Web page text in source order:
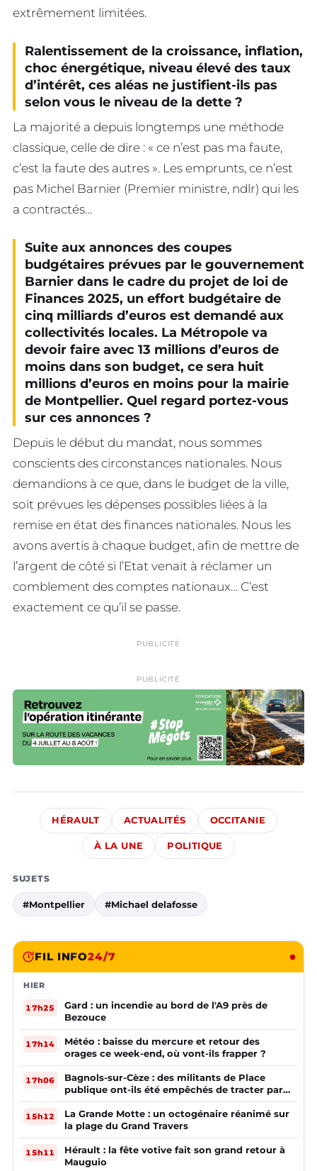
extrêmement limitées.
Ralentissement de la croissance, inflation,
choc énergétique, niveau élevé des taux
d’intérêt, ces aléas ne justifient-ils pas
selon vous le niveau de la dette ?
La majorité a depuis longtemps une méthode
classique, celle de dire : « ce n’est pas ma faute,
c’est la faute des autres ». Les emprunts, ce n’est
pas Michel Barnier (Premier ministre, ndlr) qui les
a contractés…
Suite aux annonces des coupes
budgétaires prévues par le gouvernement
Barnier dans le cadre du projet de loi de
Finances 2025, un effort budgétaire de
cinq milliards d’euros est demandé aux
collectivités locales. La Métropole va
devoir faire avec 13 millions d’euros de
moins dans son budget, ce sera huit
millions d’euros en moins pour la mairie
de Montpellier. Quel regard portez-vous
sur ces annonces ?
Depuis le début du mandat, nous sommes
conscients des circonstances nationales. Nous
demandions à ce que, dans le budget de la ville,
soit prévues les dépenses possibles liées à la
remise en état des finances nationales. Nous les
avons avertis à chaque budget, afin de mettre de
l’argent de côté si l’Etat venait à réclamer un
comblement des comptes nationaux… C’est
exactement ce qu’il se passe.
PUBLICITÉ
PUBLICITÉ
HÉRAULT ACTUALITÉS OCCITANIE
À LA UNE POLITIQUE
SUJETS
#Montpellier #Michael delafosse
FIL INFO24/7
HIER
17h25
Gard : un incendie au bord de l'A9 près de
Bezouce
17h14
Météo : baisse du mercure et retour des
orages ce week-end, où vont-ils frapper ?
17h06
Bagnols-sur-Cèze : des militants de Place
publique ont-ils été empêchés de tracter par
la mairie ?
15h12
La Grande Motte : un octogénaire réanimé sur
la plage du Grand Travers
15h11
Hérault : la fête votive fait son grand retour à
Mauguio